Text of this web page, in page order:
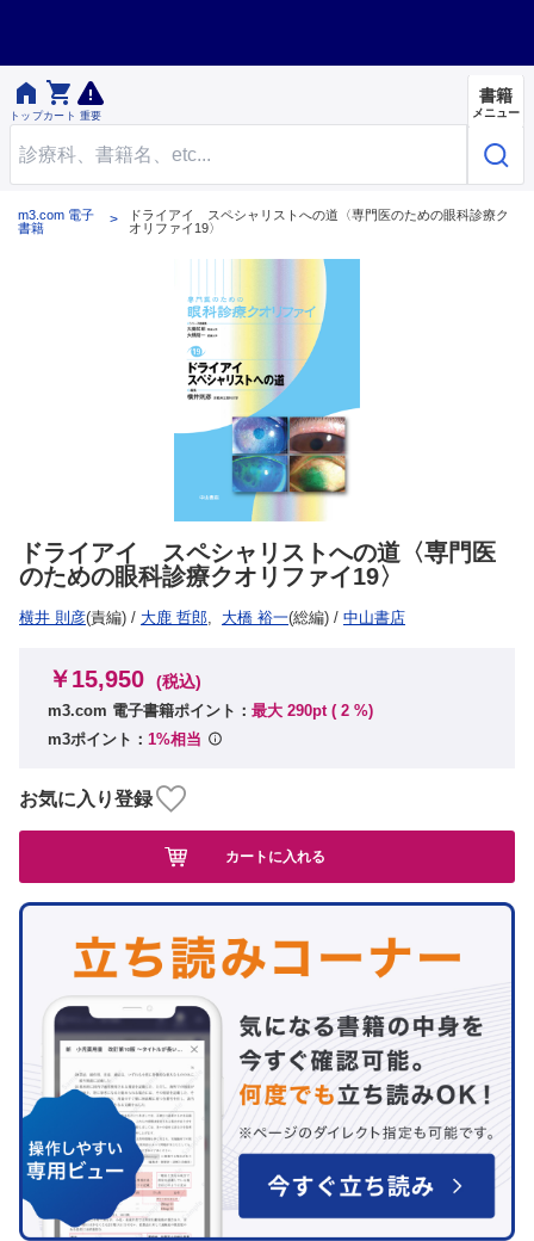

トップ

カート 重要
書籍
メニュー
m3.com 電子
書籍
ドライアイ スペシャリストへの道〈専門医のための眼科診療ク
オリファイ19〉
ドライアイ スペシャリストへの道〈専門医
のための眼科診療クオリファイ19〉
横井 則彦(責編) / 大鹿 哲郎, 大橋 裕一(総編) / 中山書店
￥15,950 (税込)
m3.com 電子書籍ポイント： 最大 290pt ( 2 %)
m3ポイント： 1%相当
お気に入り登録
カートに入れる